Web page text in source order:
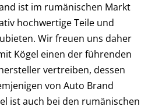
ist im rumänischen Markt
hochwertige Teile und
Wir freuen uns daher
Kögel einen der führenden
vertreiben, dessen
von Auto Brand
ist auch bei den rumänischen